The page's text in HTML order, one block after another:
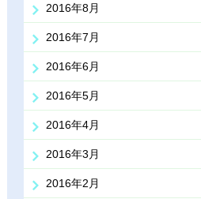
2016年8月
2016年7月
2016年6月
2016年5月
2016年4月
2016年3月
2016年2月